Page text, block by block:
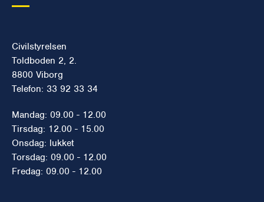
Civilstyrelsen
Toldboden 2, 2.
8800 Viborg
Telefon: 33 92 33 34
Mandag: 09.00 - 12.00
Tirsdag: 12.00 - 15.00
Onsdag: lukket
Torsdag: 09.00 - 12.00
Fredag: 09.00 - 12.00